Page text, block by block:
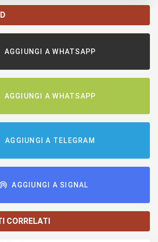
AGGIUNGI A WHATSAPP
AGGIUNGI A WHATSAPP
AGGIUNGI A TELEGRAM
AGGIUNGI A SIGNAL
CORRELATI